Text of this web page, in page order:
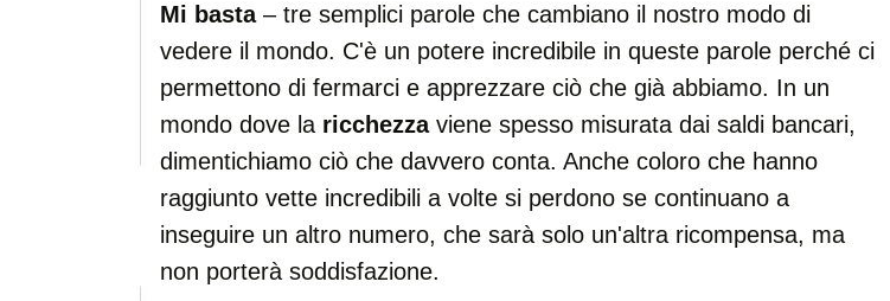
Mi basta– tre semplici parole che cambiano il nostro modo di
vedere il mondo. C'è un potere incredibile in queste parole perché ci
permettono di fermarci e apprezzare ciò che già abbiamo. In un
mondo dove la ricchezzaviene spesso misurata dai saldi bancari,
dimentichiamo ciò che davvero conta. Anche coloro che hanno
raggiunto vette incredibili a volte si perdono se continuano a
inseguire un altro numero, che sarà solo un'altra ricompensa, ma
non porterà soddisfazione.